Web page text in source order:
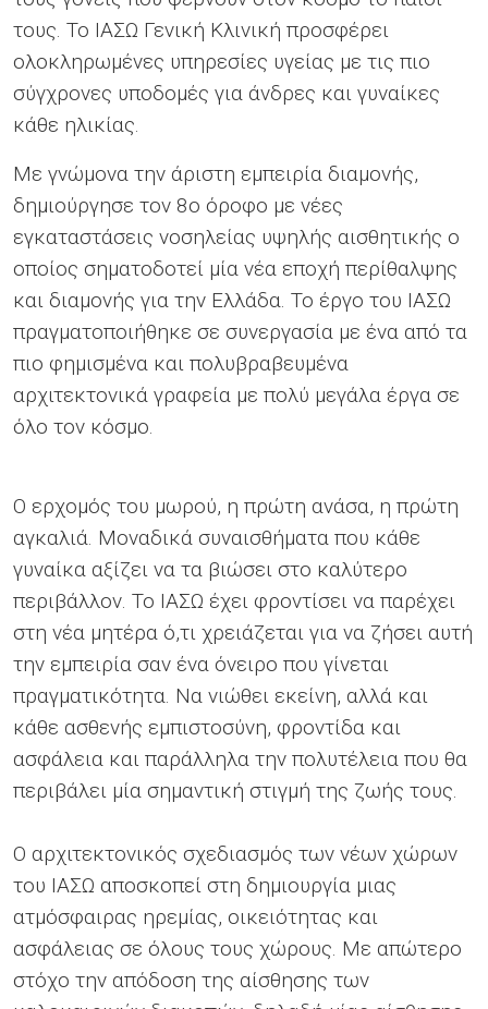
τους. Το ΙΑΣΩ Γενική Κλινική προσφέρει
ολοκληρωμένες υπηρεσίες υγείας με τις πιο
σύγχρονες υποδομές για άνδρες και γυναίκες
κάθε ηλικίας.
Με γνώμονα την άριστη εμπειρία διαμονής,
δημιούργησε τον 8ο όροφο με νέες
εγκαταστάσεις νοσηλείας υψηλής αισθητικής ο
οποίος σηματοδοτεί μία νέα εποχή περίθαλψης
και διαμονής για την Ελλάδα. Το έργο του ΙΑΣΩ
πραγματοποιήθηκε σε συνεργασία με ένα από τα
πιο φημισμένα και πολυβραβευμένα
αρχιτεκτονικά γραφεία με πολύ μεγάλα έργα σε
όλο τον κόσμο.
Ο ερχομός του μωρού, η πρώτη ανάσα, η πρώτη
αγκαλιά. Μοναδικά συναισθήματα που κάθε
γυναίκα αξίζει να τα βιώσει στο καλύτερο
περιβάλλον. Το ΙΑΣΩ έχει φροντίσει να παρέχει
στη νέα μητέρα ό,τι χρειάζεται για να ζήσει αυτή
την εμπειρία σαν ένα όνειρο που γίνεται
πραγματικότητα. Να νιώθει εκείνη, αλλά και
κάθε ασθενής εμπιστοσύνη, φροντίδα και
ασφάλεια και παράλληλα την πολυτέλεια που θα
περιβάλει μία σημαντική στιγμή της ζωής τους.
Ο αρχιτεκτονικός σχεδιασμός των νέων χώρων
του ΙΑΣΩ αποσκοπεί στη δημιουργία μιας
ατμόσφαιρας ηρεμίας, οικειότητας και
ασφάλειας σε όλους τους χώρους. Με απώτερο
στόχο την απόδοση της αίσθησης των